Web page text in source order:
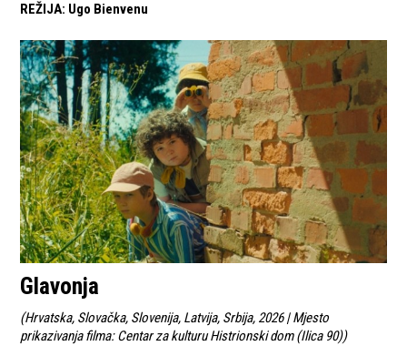
REŽIJA: Ugo Bienvenu
Glavonja
(Hrvatska, Slovačka, Slovenija, Latvija, Srbija, 2026 | Mjesto
prikazivanja filma: Centar za kulturu Histrionski dom (Ilica 90))